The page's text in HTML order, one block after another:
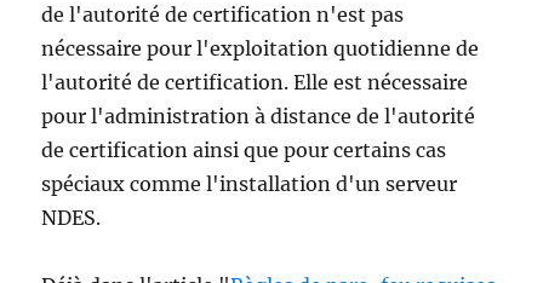
de l'autorité de certification n'est pas
nécessaire pour l'exploitation quotidienne de
l'autorité de certification. Elle est nécessaire
pour l'administration à distance de l'autorité
de certification ainsi que pour certains cas
spéciaux comme l'installation d'un serveur
NDES.